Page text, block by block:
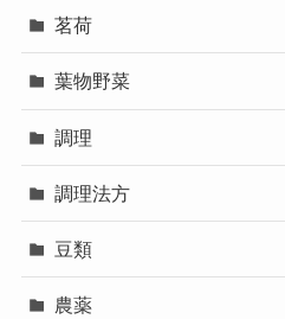
茗荷
葉物野菜
調理
調理法方
豆類
農薬